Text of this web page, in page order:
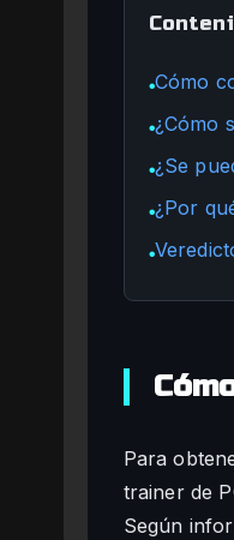
●Cómo
●¿Cómo
●¿Se
●¿Por
●
Para
trainer de
Según